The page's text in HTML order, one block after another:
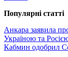
Популярнi статтi
Анкара заявила
Україною та
Кабмин одобрил